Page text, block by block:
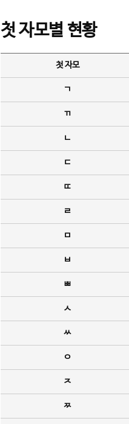
첫 자모별 현황
첫 자모
ㄱ
ㄲ
ㄴ
ㄷ
ㄸ
ㄹ
ㅁ
ㅂ
ㅃ
ㅅ
ㅆ
ㅇ
ㅈ
ㅉ